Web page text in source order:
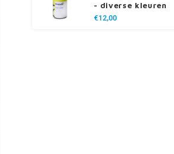
- diverse kleuren
€12,00